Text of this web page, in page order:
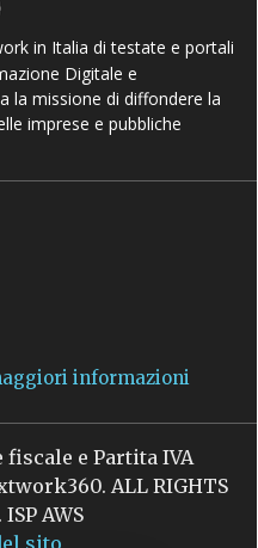
in Italia di testate e portali
Digitale e
la missione di diffondere la
imprese e pubbliche
informazioni
e Partita IVA
ALL RIGHTS
ISP AWS
sito